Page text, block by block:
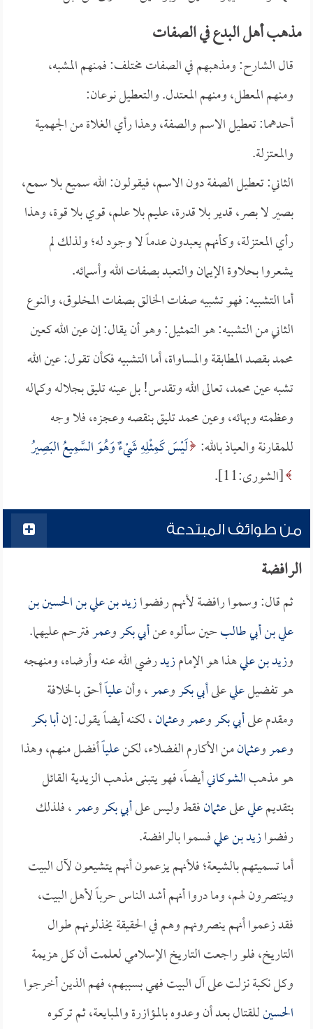
مذهب أهل البدع في الصفات
قال الشارح: ومذهبهم في الصفات مختلف: فمنهم المشبه،
ومنهم المعطل، ومنهم المعتدل. والتعطيل نوعان:
أحدهما: تعطيل الاسم والصفة، وهذا رأي الغلاة من الجهمية
والمعتزلة.
الثاني: تعطيل الصفة دون الاسم، فيقولون: الله سميع بلا سمع،
بصير لا بصر، قدير بلا قدرة، عليم بلا علم، قوي بلا قوة، وهذا
رأي المعتزلة، وكأنهم يعبدون عدماً لا وجود له؛ ولذلك لم
يشعروا بحلاوة الإيمان والتعبد بصفات الله وأسمائه.
أما التشبيه: فهو تشبيه صفات الخالق بصفات المخلوق، والنوع
الثاني من التشبيه: هو التمثيل: وهو أن يقال: إن عين الله كعين
محمد بقصد المطابقة والمساواة، أما التشبيه فكأن تقول: عين الله
تشبه عين محمد، تعالى الله وتقدس! بل عينه تليق بجلاله وكماله
وعظمته وبهائه، وعين محمد تليق بنقصه وعجزه، فلا وجه
للمقارنة والعياذ بالله: لَيْسَ كَمِثْلِهِ شَيْءٌ وَهُوَ السَّمِيعُ البَصِيرُ
[الشورى:11].
من طوائف المبتدعة
الرافضة
ثم قال: وسموا رافضة لأنهم رفضوازيد بن علي بن الحسين بن
علي بن أبي طالبحين سألوه عنأبي بكروعمرفترحم عليهما.
وزيد بن عليهذا هو الإمامزيدرضي الله عنه وأرضاه، ومنهجه
هو تفضيلعليعلىأبي بكروعمر، وأنعلياًأحق بالخلافة
ومقدم علىأبي بكروعمروعثمان، لكنه أيضاً يقول: إنأبا بكر
وعمروعثمانمن الأكارم الفضلاء، لكنعلياًأفضل منهم، وهذا
هو مذهبالشوكانيأيضاً، فهو يتبنى مذهب الزيدية القائل
بتقديمعليعلىعثمانفقط وليس علىأبي بكروعمر، فلذلك
رفضوازيد بن عليفسموا بالرافضة.
أما تسميتهم بالشيعة؛ فلأنهم يزعمون أنهم يتشيعون لآل البيت
وينتصرون لهم، وما دروا أنهم أشد الناس حرباً لأهل البيت،
فقد زعموا أنهم ينصرونهم وهم في الحقيقة يخذلونهم طوال
التاريخ، فلو راجعت التاريخ الإسلامي لعلمت أن كل هزيمة
وكل نكبة نزلت على آل البيت فهي بسببهم، فهم الذين أخرجوا
الحسينللقتال بعد أن وعدوه بالمؤازرة والمبايعة، ثم تركوه